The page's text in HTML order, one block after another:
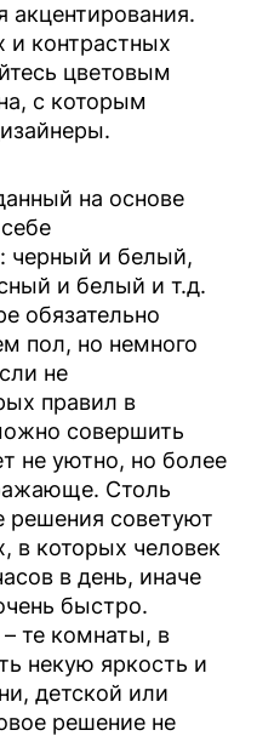
акцентирования.
и контрастных
цветовым
с которым
на основе
черный и белый,
и белый и т.д.
обязательно
пол, но немного
не
правил в
совершить
не уютно, но более
Столь
решения советуют
в которых человек
в день, иначе
быстро.
те комнаты, в
некую яркость и
детской или
решение не